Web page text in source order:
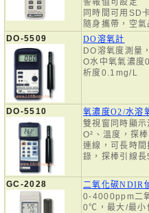
警報值可設定
同時間可用SD
隨身攜帶，空
DO-5509
DO溶氧計
DO溶氧度測量
O水中氧氣濃
析度0.1mg/L
DO-5510
氧濃度O2/水溶
雙視窗同時顯
O²、溫度，探
連線，可長時
錄，探棒引線
GC-2028
二氧化碳NDIR
0-4000ppm二
0℃，最大/最小